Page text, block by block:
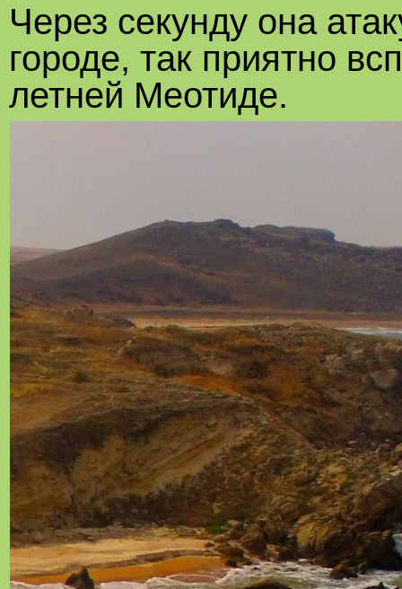
Через секунду она
городе, так приятно
летней Меотиде.